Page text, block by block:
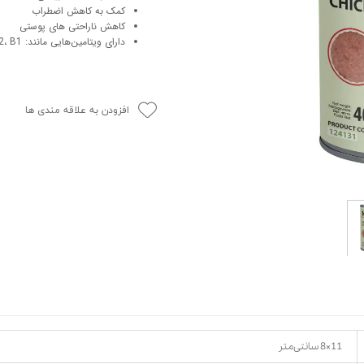
گربه
بچه گربه
گربه
سگ
کمک به کاهش اضطراب
کاهش ناراحتی های پوستی
دارای ویتامین‌هایی مانند: C، B12، B3، B6، E، D، K، B9، B2، B1
افزودن به علاقه مندی ها
11×8 سانتی‌متر